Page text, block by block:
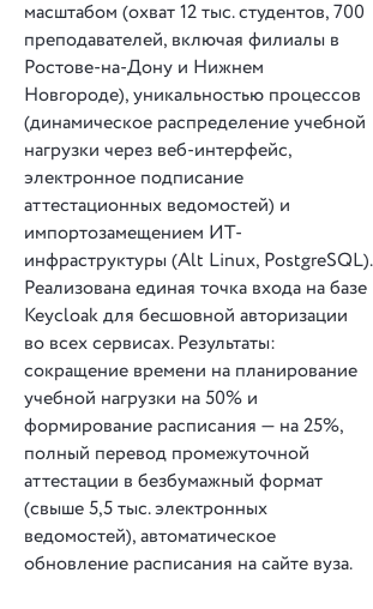
масштабом (охват 12 тыс. студентов, 700
преподавателей, включая филиалы в
Ростове-на-Дону и Нижнем
Новгороде), уникальностью процессов
(динамическое распределение учебной
нагрузки через веб-интерфейс,
электронное подписание
аттестационных ведомостей) и
импортозамещением ИТ-
инфраструктуры (Alt Linux, PostgreSQL).
Реализована единая точка входа на базе
Keycloak для бесшовной авторизации
во всех сервисах. Результаты:
сокращение времени на планирование
учебной нагрузки на 50% и
формирование расписания — на 25%,
полный перевод промежуточной
аттестации в безбумажный формат
(свыше 5,5 тыс. электронных
ведомостей), автоматическое
обновление расписания на сайте вуза.